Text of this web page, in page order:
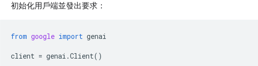
初始化用戶端並發出要求：
from google import genai
client = genai .Client()